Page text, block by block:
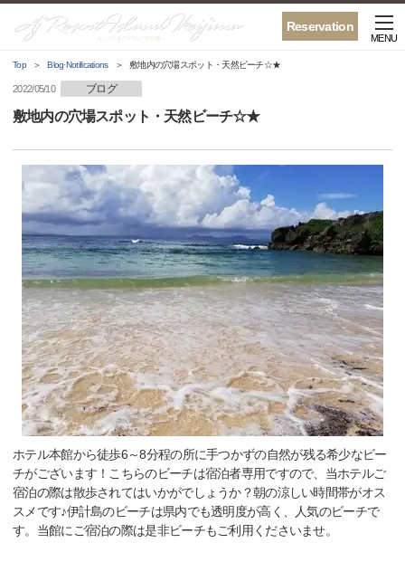
Reservation
MENU
Top Blog·Notifications 敷地内の穴場スポット・天然ビーチ☆★
2022/05/10 ブログ
敷地内の穴場スポット・天然ビーチ☆★
ホテル本館から徒歩6～8分程の所に手つかずの自然が残る希少なビー
チがございます！こちらのビーチは宿泊者専用ですので、当ホテルご
宿泊の際は散歩されてはいかがでしょうか？朝の涼しい時間帯がオス
スメです♪伊計島のビーチは県内でも透明度が高く、人気のビーチで
す。当館にご宿泊の際は是非ビーチもご利用くださいませ。